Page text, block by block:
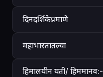
दिनदर्शिकेप्रमाणे
महाभारतातल्या
हिमालयीन यती/ हिममानव:-